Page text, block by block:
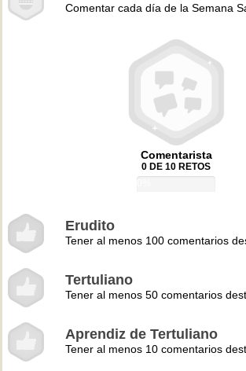
Comentar cada día de la Semana
Comentarista
0 DE 10 RETOS
Erudito
Tener al menos 100 comentarios
Tertuliano
Tener al menos 50 comentarios
Aprendiz de Tertuliano
Tener al menos 10 comentarios